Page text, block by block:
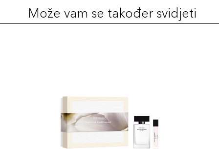
Može vam se također svidjeti